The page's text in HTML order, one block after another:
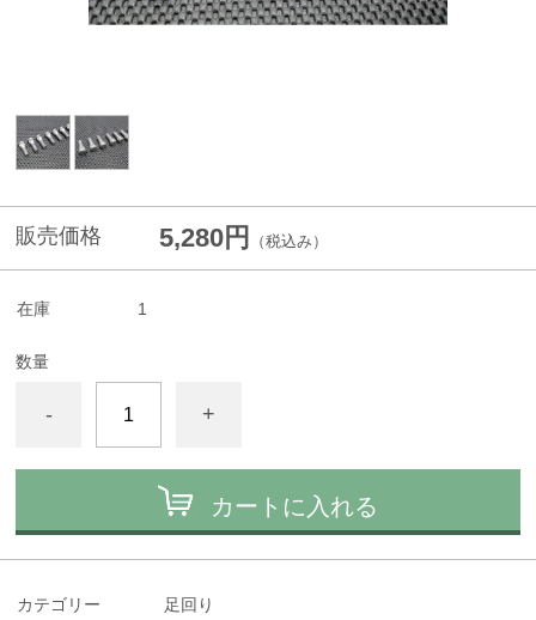
販売価格 5,280円 （税込み）
在庫 1
数量
- +
カートに入れる
カテゴリー 足回り